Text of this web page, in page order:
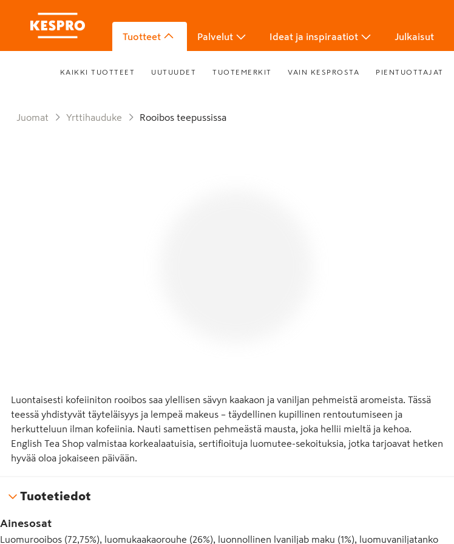
Tuotteet Palvelut Ideat ja inspiraatiot Julkaisut
KAIKKI TUOTTEET UUTUUDET TUOTEMERKIT VAIN KESPROSTA PIENTUOTTAJAT
Juomat Yrttihauduke Rooibos teepussissa
Luontaisesti kofeiiniton rooibos saa ylellisen sävyn kaakaon ja vaniljan pehmeistä aromeista. Tässä
teessä yhdistyvät täyteläisyys ja lempeä makeus – täydellinen kupillinen rentoutumiseen ja
herkutteluun ilman kofeiinia. Nauti samettisen pehmeästä mausta, joka hellii mieltä ja kehoa.
English Tea Shop valmistaa korkealaatuisia, sertifioituja luomutee-sekoituksia, jotka tarjoavat hetken
hyvää oloa jokaiseen päivään.
Tuotetiedot
Ainesosat
Luomurooibos (72,75%), luomukaakaorouhe (26%), luonnollinen lvaniljab maku (1%), luomuvaniljatanko